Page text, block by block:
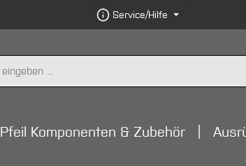
Service/Hilfe
Pfeil Komponenten & Zubehör